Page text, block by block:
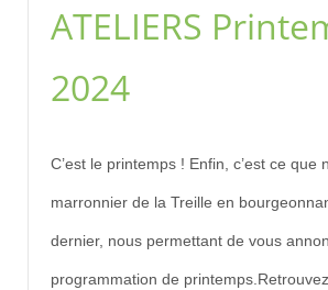
ATELIERS
2024
C’est le printemps ! Enfin, c’est ce que
marronnier de la Treille en
dernier, nous permettant de vous
programmation de